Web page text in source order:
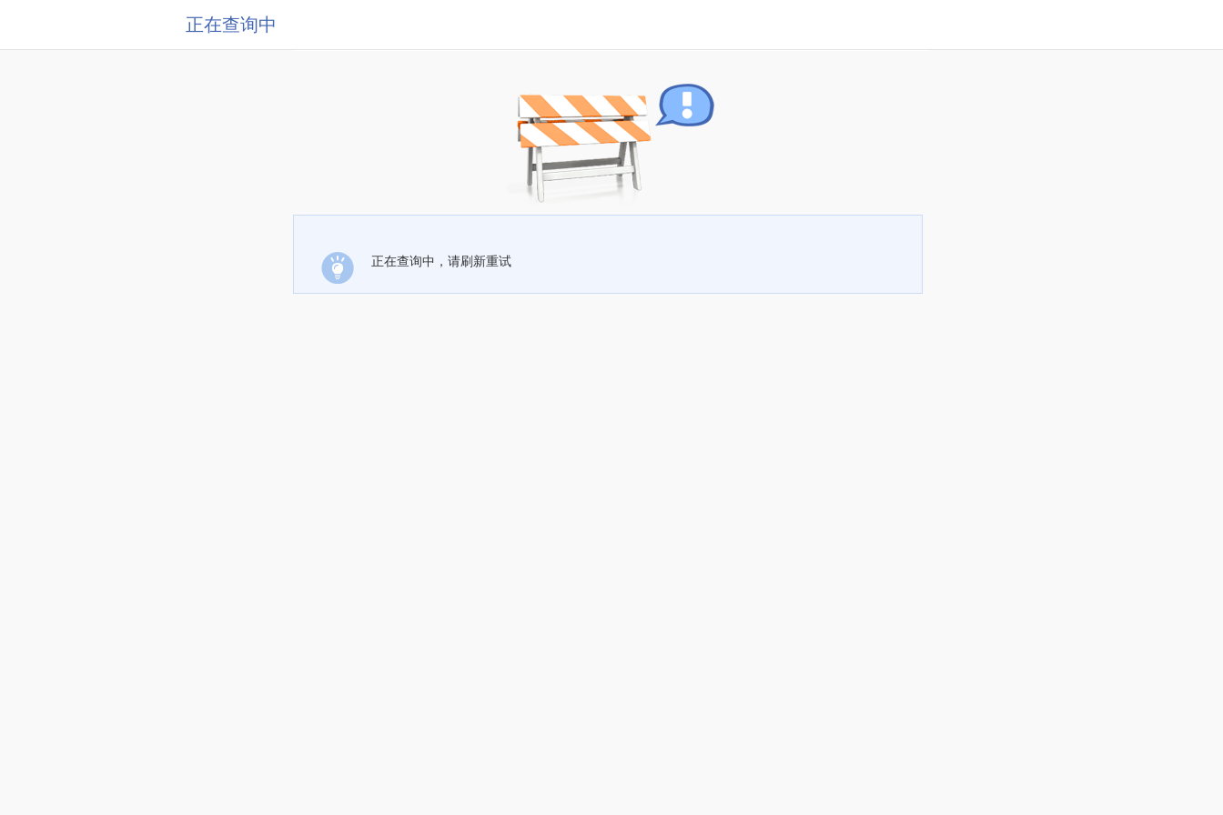
正在查询中
正在查询中，请刷新重试